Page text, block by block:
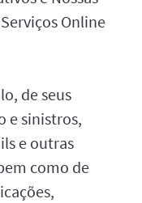
Online
de seus
e sinistros,
e outras
como de